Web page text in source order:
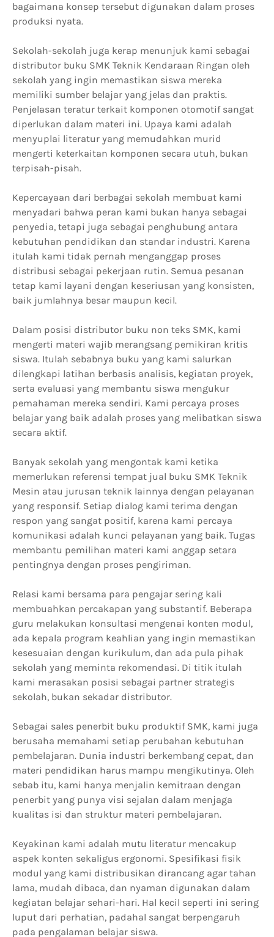
bagaimana konsep tersebut digunakan dalam proses
produksi nyata.
Sekolah-sekolah juga kerap menunjuk kami sebagai
distributor buku SMK Teknik Kendaraan Ringan oleh
sekolah yang ingin memastikan siswa mereka
memiliki sumber belajar yang jelas dan praktis.
Penjelasan teratur terkait komponen otomotif sangat
diperlukan dalam materi ini. Upaya kami adalah
menyuplai literatur yang memudahkan murid
mengerti keterkaitan komponen secara utuh, bukan
terpisah-pisah.
Kepercayaan dari berbagai sekolah membuat kami
menyadari bahwa peran kami bukan hanya sebagai
penyedia, tetapi juga sebagai penghubung antara
kebutuhan pendidikan dan standar industri. Karena
itulah kami tidak pernah menganggap proses
distribusi sebagai pekerjaan rutin. Semua pesanan
tetap kami layani dengan keseriusan yang konsisten,
baik jumlahnya besar maupun kecil.
Dalam posisi distributor buku non teks SMK, kami
mengerti materi wajib merangsang pemikiran kritis
siswa. Itulah sebabnya buku yang kami salurkan
dilengkapi latihan berbasis analisis, kegiatan proyek,
serta evaluasi yang membantu siswa mengukur
pemahaman mereka sendiri. Kami percaya proses
belajar yang baik adalah proses yang melibatkan siswa
secara aktif.
Banyak sekolah yang mengontak kami ketika
memerlukan referensi tempat jual buku SMK Teknik
Mesin atau jurusan teknik lainnya dengan pelayanan
yang responsif. Setiap dialog kami terima dengan
respon yang sangat positif, karena kami percaya
komunikasi adalah kunci pelayanan yang baik. Tugas
membantu pemilihan materi kami anggap setara
pentingnya dengan proses pengiriman.
Relasi kami bersama para pengajar sering kali
membuahkan percakapan yang substantif. Beberapa
guru melakukan konsultasi mengenai konten modul,
ada kepala program keahlian yang ingin memastikan
kesesuaian dengan kurikulum, dan ada pula pihak
sekolah yang meminta rekomendasi. Di titik itulah
kami merasakan posisi sebagai partner strategis
sekolah, bukan sekadar distributor.
Sebagai sales penerbit buku produktif SMK, kami juga
berusaha memahami setiap perubahan kebutuhan
pembelajaran. Dunia industri berkembang cepat, dan
materi pendidikan harus mampu mengikutinya. Oleh
sebab itu, kami hanya menjalin kemitraan dengan
penerbit yang punya visi sejalan dalam menjaga
kualitas isi dan struktur materi pembelajaran.
Keyakinan kami adalah mutu literatur mencakup
aspek konten sekaligus ergonomi. Spesifikasi fisik
modul yang kami distribusikan dirancang agar tahan
lama, mudah dibaca, dan nyaman digunakan dalam
kegiatan belajar sehari-hari. Hal kecil seperti ini sering
luput dari perhatian, padahal sangat berpengaruh
pada pengalaman belajar siswa.